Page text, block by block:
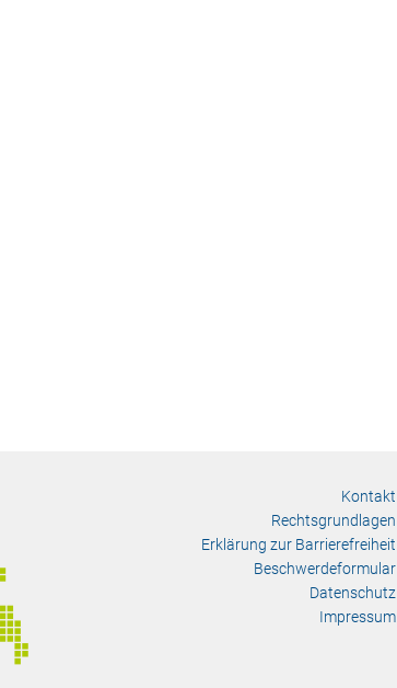
Kontakt
Rechtsgrundlagen
Erklärung zur Barrierefreiheit
Beschwerdeformular
Datenschutz
Impressum